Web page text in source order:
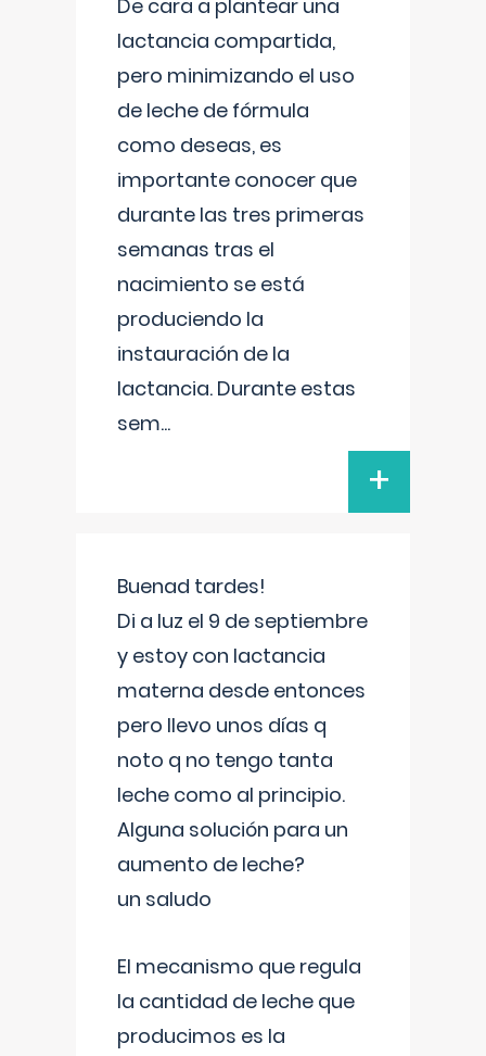
De cara a plantear una
lactancia compartida,
pero minimizando el uso
de leche de fórmula
como deseas, es
importante conocer que
durante las tres primeras
semanas tras el
nacimiento se está
produciendo la
instauración de la
lactancia. Durante estas
sem...
+
Buenad tardes!
Di a luz el 9 de septiembre
y estoy con lactancia
materna desde entonces
pero llevo unos días q
noto q no tengo tanta
leche como al principio.
Alguna solución para un
aumento de leche?
un saludo
El mecanismo que regula
la cantidad de leche que
producimos es la